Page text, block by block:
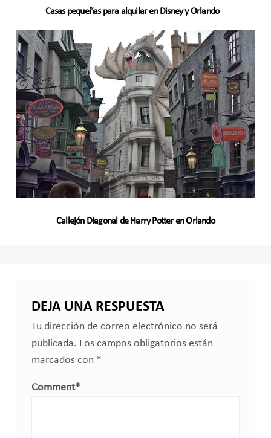
Casas pequeñas para alquilar en Disney y Orlando
Callejón Diagonal de Harry Potter en Orlando
DEJA UNA RESPUESTA
Tu dirección de correo electrónico no será
publicada. Los campos obligatorios están
marcados con *
Comment*